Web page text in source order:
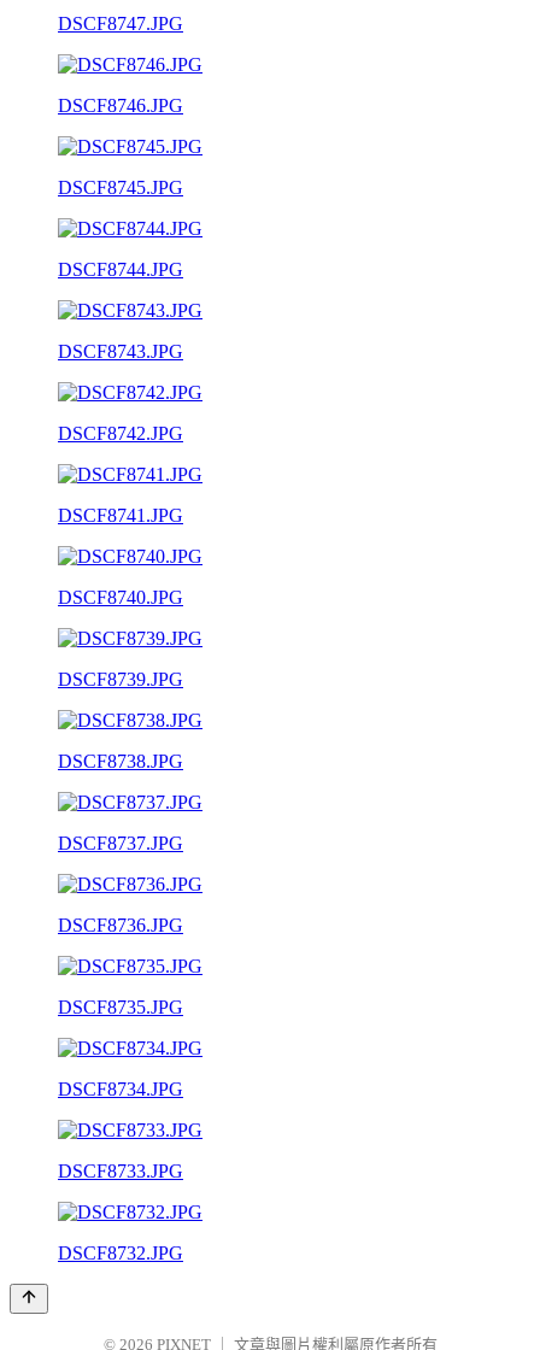
DSCF8747.JPG
DSCF8746.JPG
DSCF8745.JPG
DSCF8744.JPG
DSCF8743.JPG
DSCF8742.JPG
DSCF8741.JPG
DSCF8740.JPG
DSCF8739.JPG
DSCF8738.JPG
DSCF8737.JPG
DSCF8736.JPG
DSCF8735.JPG
DSCF8734.JPG
DSCF8733.JPG
DSCF8732.JPG
© 2026 PIXNET 文章與圖片權利屬原作者所有